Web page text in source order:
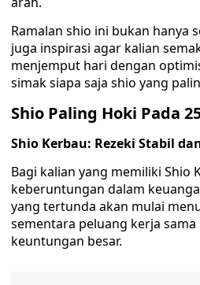
Ramalan shio ini bukan hanya
juga inspirasi agar kalian
menjemput hari dengan
simak siapa saja shio yang
Shio Paling Hoki Pada
Shio Kerbau: Rezeki Stabil
Bagi kalian yang memiliki Shio
keberuntungan dalam
yang tertunda akan mulai
sementara peluang kerja
keuntungan besar.